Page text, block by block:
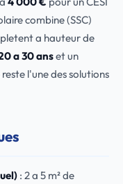
combine (SSC)
a hauteur de
a 30 anset un
l'une des solutions
: 2 a 5 m² de